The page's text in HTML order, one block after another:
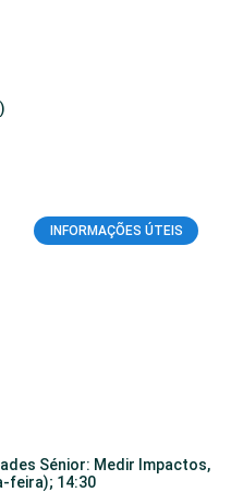
INFORMAÇÕES ÚTEIS
Sénior: Medir Impactos,
feira); 14:30